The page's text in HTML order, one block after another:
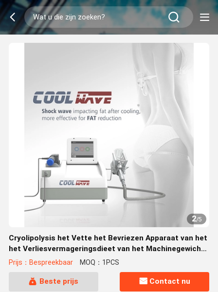
2/5
Cryolipolysis het Vette het Bevriezen Apparaat van het
het Verliesvermageringsdieet van het Machinegewicht
met Cryo en Schokgolf
Prijs：Bespreekbaar MOQ：1PCS
Beste prijs Contact nu